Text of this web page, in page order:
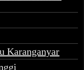
Karanganyar